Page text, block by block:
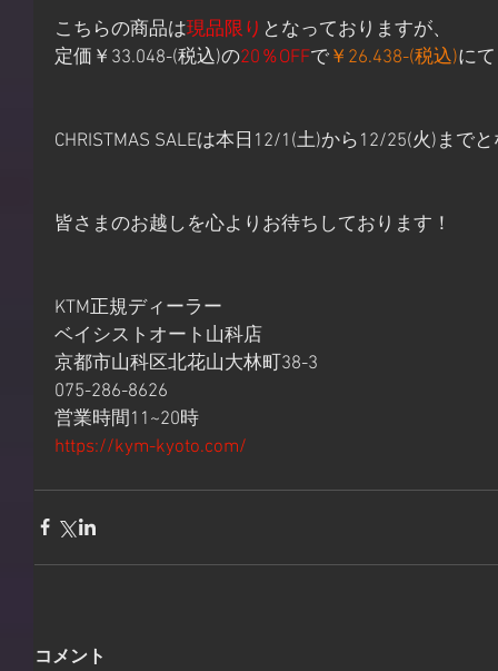
こちらの商品は現品限り となっておりますが、
定価￥33.048-(税込)の20％OFFで ￥26.438-(税込)に
CHRISTMAS SALEは本日12/1(土)から12/25(火)まで
皆さまのお越しを心よりお待ちしております！
KTM正規ディーラー
ベイシストオート山科店
京都市山科区北花山大林町38-3
075-286-8626
営業時間11~20時
https://kym-kyoto.com/
コメント